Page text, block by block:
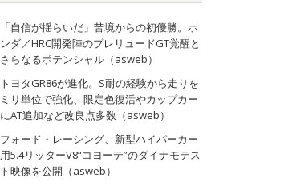
「自信が揺らいだ」苦境からの初優勝。ホ
ンダ／HRC開発陣のプレリュードGT覚醒と
さらなるポテンシャル（asweb）
トヨタGR86が進化。S耐の経験から走りを
ミリ単位で強化、限定色復活やカップカー
にAT追加など改良点多数（asweb）
フォード・レーシング、新型ハイパーカー
用5.4リッターV8“コヨーテ”のダイナモテス
ト映像を公開（asweb）